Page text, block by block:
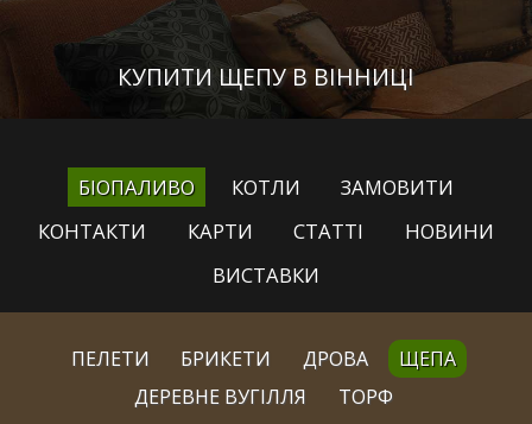
КУПИТИ ЩЕПУ В ВІННИЦІ
БІОПАЛИВО КОТЛИ
ЗАМОВИТИ
КОНТАКТИ
КАРТИ СТАТТІ
НОВИНИ
ВИСТАВКИ
ПЕЛЕТИ БРИКЕТИ ДРОВА
ЩЕПА
ДЕРЕВНЕ ВУГІЛЛЯ
ТОРФ